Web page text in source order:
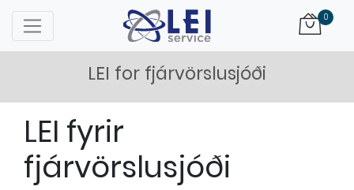
0
LEI for fjárvörslusjóði
LEI fyrir
fjárvörslusjóði